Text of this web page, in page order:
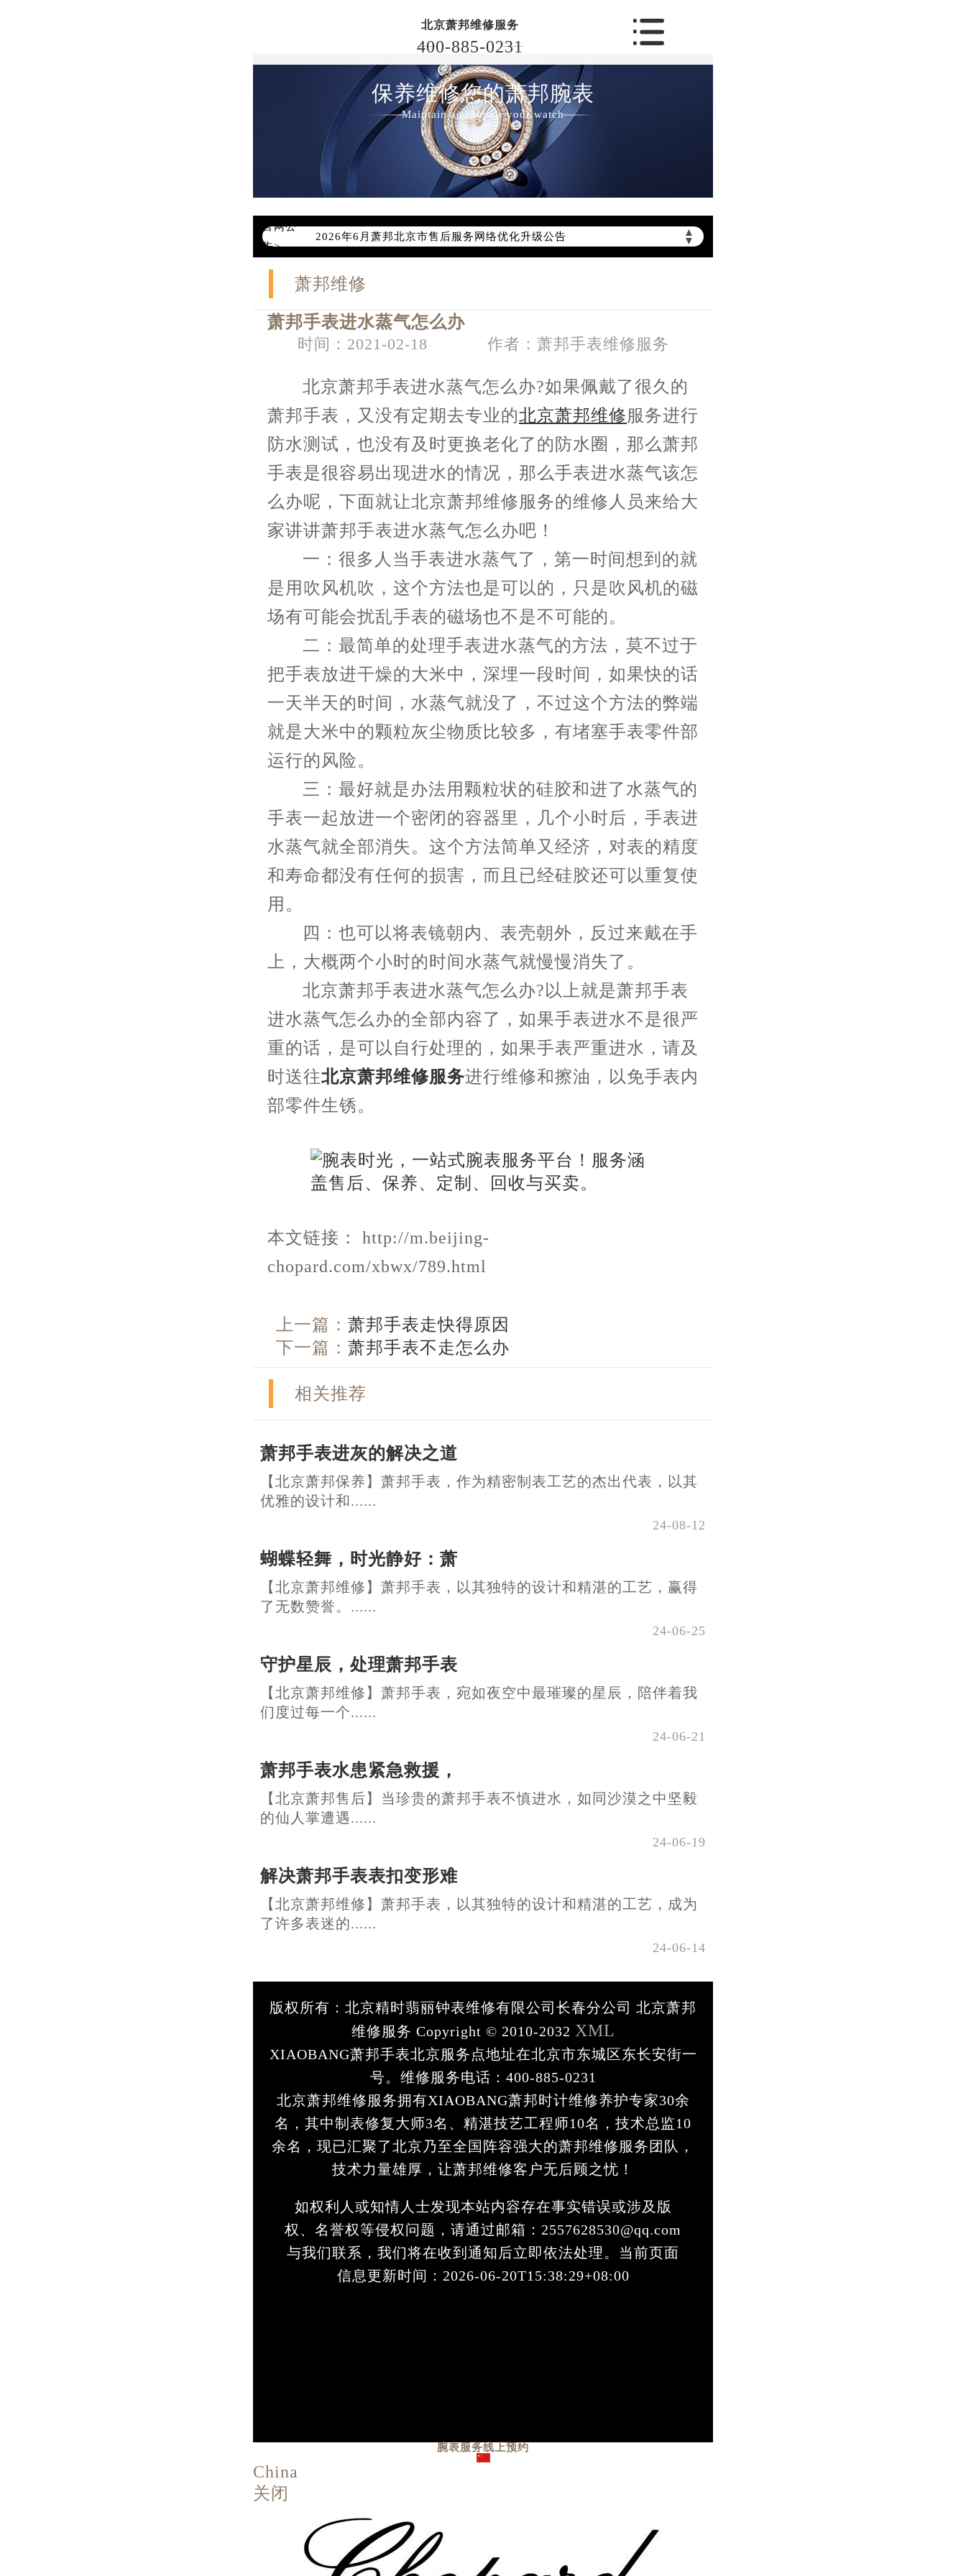
北京萧邦维修服务
400-885-0231
保养维修您的萧邦腕表
Maintain and repair your watch
官网公
告>
▲
▼
2026年6月萧邦北京市售后服务网络优化升级公告
2026年6月北京市萧邦官方售后客户服务热线：400-885-0231
2026年6月萧邦售后服务中心最新网点地址：
节假日正常营业！
萧邦维修
萧邦手表进水蒸气怎么办
时间：2021-02-18 作者：萧邦手表维修服务
北京萧邦手表进水蒸气怎么办?如果佩戴了很久的
萧邦手表，又没有定期去专业的北京萧邦维修服务进行
防水测试，也没有及时更换老化了的防水圈，那么萧邦
手表是很容易出现进水的情况，那么手表进水蒸气该怎
么办呢，下面就让北京萧邦维修服务的维修人员来给大
家讲讲萧邦手表进水蒸气怎么办吧！
一：很多人当手表进水蒸气了，第一时间想到的就
是用吹风机吹，这个方法也是可以的，只是吹风机的磁
场有可能会扰乱手表的磁场也不是不可能的。
二：最简单的处理手表进水蒸气的方法，莫不过于
把手表放进干燥的大米中，深埋一段时间，如果快的话
一天半天的时间，水蒸气就没了，不过这个方法的弊端
就是大米中的颗粒灰尘物质比较多，有堵塞手表零件部
运行的风险。
三：最好就是办法用颗粒状的硅胶和进了水蒸气的
手表一起放进一个密闭的容器里，几个小时后，手表进
水蒸气就全部消失。这个方法简单又经济，对表的精度
和寿命都没有任何的损害，而且已经硅胶还可以重复使
用。
四：也可以将表镜朝内、表壳朝外，反过来戴在手
上，大概两个小时的时间水蒸气就慢慢消失了。
北京萧邦手表进水蒸气怎么办?以上就是萧邦手表
进水蒸气怎么办的全部内容了，如果手表进水不是很严
重的话，是可以自行处理的，如果手表严重进水，请及
时送往北京萧邦维修服务进行维修和擦油，以免手表内
部零件生锈。
本文链接： http://m.beijing-
chopard.com/xbwx/789.html
上一篇： 萧邦手表走快得原因
下一篇： 萧邦手表不走怎么办
相关推荐
萧邦手表进灰的解决之道
【北京萧邦保养】萧邦手表，作为精密制表工艺的杰出代表，以其
优雅的设计和......
24-08-12
蝴蝶轻舞，时光静好：萧
【北京萧邦维修】萧邦手表，以其独特的设计和精湛的工艺，赢得
了无数赞誉。......
24-06-25
守护星辰，处理萧邦手表
【北京萧邦维修】萧邦手表，宛如夜空中最璀璨的星辰，陪伴着我
们度过每一个......
24-06-21
萧邦手表水患紧急救援，
【北京萧邦售后】当珍贵的萧邦手表不慎进水，如同沙漠之中坚毅
的仙人掌遭遇......
24-06-19
解决萧邦手表表扣变形难
【北京萧邦维修】萧邦手表，以其独特的设计和精湛的工艺，成为
了许多表迷的......
24-06-14
版权所有：北京精时翡丽钟表维修有限公司长春分公司 北京萧邦
维修服务 Copyright © 2010-2032 XML
XIAOBANG萧邦手表北京服务点地址在北京市东城区东长安街一
号。维修服务电话：400-885-0231
北京萧邦维修服务拥有XIAOBANG萧邦时计维修养护专家30余
名，其中制表修复大师3名、精湛技艺工程师10名，技术总监10
余名，现已汇聚了北京乃至全国阵容强大的萧邦维修服务团队，
技术力量雄厚，让萧邦维修客户无后顾之忧！
如权利人或知情人士发现本站内容存在事实错误或涉及版
权、名誉权等侵权问题，请通过邮箱：2557628530@qq.com
与我们联系，我们将在收到通知后立即依法处理。当前页面
信息更新时间：2026-06-20T15:38:29+08:00
腕表服务线上预约
China
关闭